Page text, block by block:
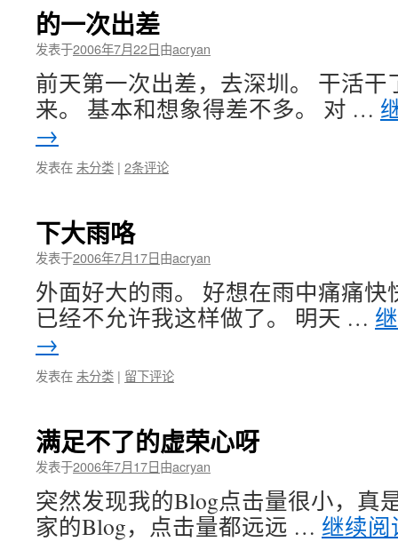
的一次出差
发表于2006年7月22日由acryan
前天第一次出差，去深圳。 干活
来。 基本和想象得差不多。 对 …
→
发表在 未分类 | 2条评论
下大雨咯
发表于2006年7月17日由acryan
外面好大的雨。 好想在雨中痛痛快
已经不允许我这样做了。 明天 …
→
发表在 未分类 | 留下评论
满足不了的虚荣心呀
发表于2006年7月17日由acryan
突然发现我的Blog点击量很小，真
家的Blog，点击量都远远 … 继续